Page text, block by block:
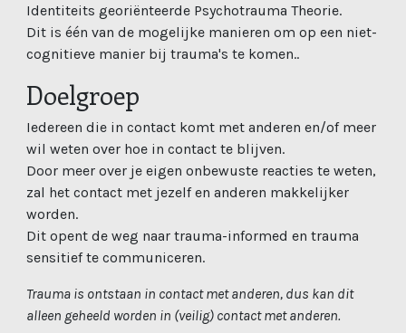
Identiteits georiënteerde Psychotrauma Theorie.
Dit is één van de mogelijke manieren om op een niet-
cognitieve manier bij trauma's te komen..
Doelgroep
Iedereen die in contact komt met anderen en/of meer
wil weten over hoe in contact te blijven.
Door meer over je eigen onbewuste reacties te weten,
zal het contact met jezelf en anderen makkelijker
worden.
Dit opent de weg naar trauma-informed en trauma
sensitief te communiceren.
Trauma is ontstaan in contact met anderen, dus kan dit
alleen geheeld worden in (veilig) contact met anderen.